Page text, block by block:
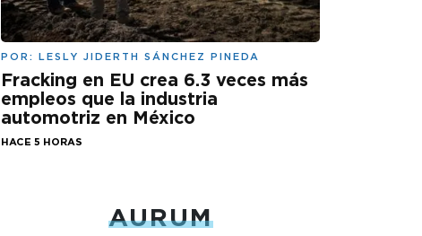
POR: LESLY JIDERTH SÁNCHEZ PINEDA
Fracking en EU crea 6.3 veces más
empleos que la industria
automotriz en México
HACE 5 HORAS
AURUM